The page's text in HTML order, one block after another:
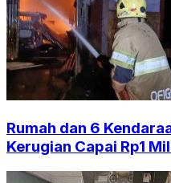
Rumah dan 6
Kerugian Capai Rp1